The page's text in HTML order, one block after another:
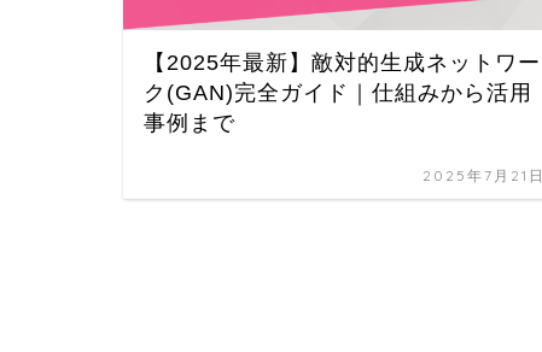
【2025年最新】敵対的生成ネットワー
ク(GAN)完全ガイド｜仕組みから活用
事例まで
2025年7月21日